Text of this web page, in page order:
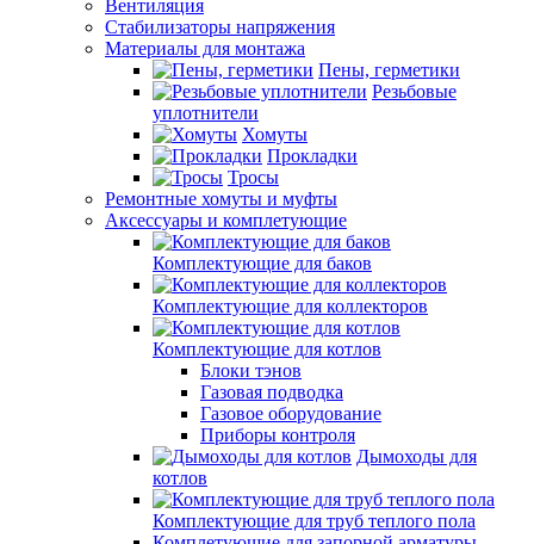
Вентиляция
Стабилизаторы напряжения
Материалы для монтажа
Пены, герметики
Резьбовые
уплотнители
Хомуты
Прокладки
Тросы
Ремонтные хомуты и муфты
Аксессуары и комплетующие
Комплектующие для баков
Комплектующие для коллекторов
Комплектующие для котлов
Блоки тэнов
Газовая подводка
Газовое оборудование
Приборы контроля
Дымоходы для
котлов
Комплектующие для труб теплого пола